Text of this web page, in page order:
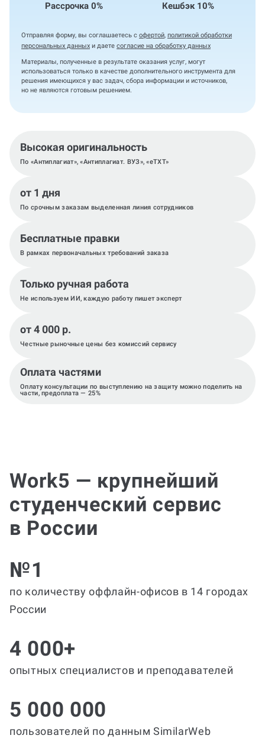
Рассрочка 0% Кешбэк 10%
Отправляя форму, вы соглашаетесь с офертой, политикой обработки
персональных данных и даете согласие на обработку данных
Материалы, полученные в результате оказания услуг, могут
использоваться только в качестве дополнительного инструмента для
решения имеющихся у вас задач, сбора информации и источников,
но не являются готовым решением.
Высокая оригинальность
По «Антиплагиат», «Антиплагиат. ВУЗ», «eTXT»
от 1 дня
По срочным заказам выделенная линия сотрудников
Бесплатные правки
В рамках первоначальных требований заказа
Только ручная работа
Не используем ИИ, каждую работу пишет эксперт
от 4 000 р.
Честные рыночные цены без комиссий сервису
Оплата частями
Оплату консультации по выступлению на защиту можно поделить на
части, предоплата — 25%
Work5 — крупнейший
студенческий сервис
в России
№1
по количеству оффлайн-офисов в 14 городах
России
4 000+
опытных специалистов и преподавателей
5 000 000
пользователей по данным SimilarWeb